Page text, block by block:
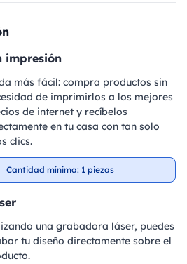
impresión
más fácil: compra productos sin
de imprimirlos a los mejores
de internet y recíbelos
en tu casa con tan solo
clics.
Cantidad mínima: 1 piezas
una grabadora láser, puedes
tu diseño directamente sobre el